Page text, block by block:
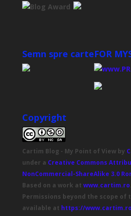
Semn spre carteFOR
Copyright
Cartim Blog - My Point of Viewby
under a Creative Commons
NonCommercial-ShareAlike 3.0
Based on a work at www.cartim.ro.
Permissions beyond the scope of
available at https://